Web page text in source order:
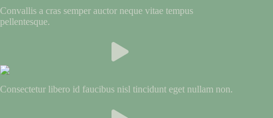
Convallis a cras semper auctor neque vitae tempus
pellentesque.
Consectetur libero id faucibus nisl tincidunt eget nullam non.